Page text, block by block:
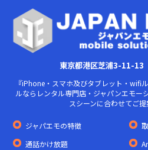
東京都港区芝浦3-11-
『iPhone・スマホ及びタブレット・wifi
ルならレンタル専門店・ジャパンエモー
スシーンに合わせてご提
ジャパエモの特徴
通話かけ放題